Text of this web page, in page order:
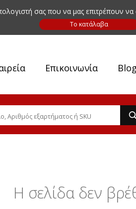
σας που να μας επιτρέπουν
Επικοινωνία Blog
Η σελίδα δεν